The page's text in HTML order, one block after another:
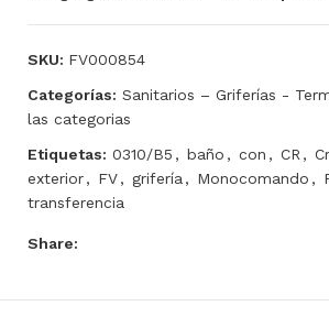
SKU: FV000854
Categorías: Sanitarios – Griferías -
las categorias
Etiquetas: 0310/B5 , baño , con , CR ,
exterior, FV, grifería , Monocomando ,
transferencia
Share: